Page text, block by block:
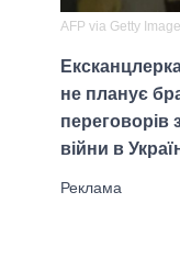
AFP via Getty
не планує
переговорів
війни в